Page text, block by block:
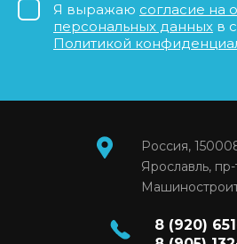
Я выражаю согласие на
персональных данных в
Политикой
Россия,
Ярославль, пр-
8 (920)